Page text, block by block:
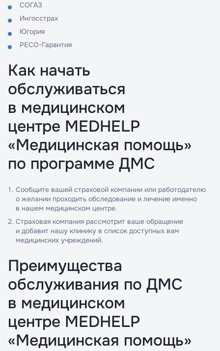
СОГАЗ
Ингосстрах
Югория
РЕСО-Гарантия
Как начать
обслуживаться
в медицинском
центре MEDHELP
«Медицинская помощь»
по программе ДМС
Сообщите вашей страховой компании или работодателю
о желании проходить обследование и лечение именно
в нашем медицинском центре.
Страховая компания рассмотрит ваше обращение
и добавит нашу клинику в список доступных вам
медицинских учреждений.
Преимущества
обслуживания по ДМС
в медицинском
центре MEDHELP
«Медицинская помощь»